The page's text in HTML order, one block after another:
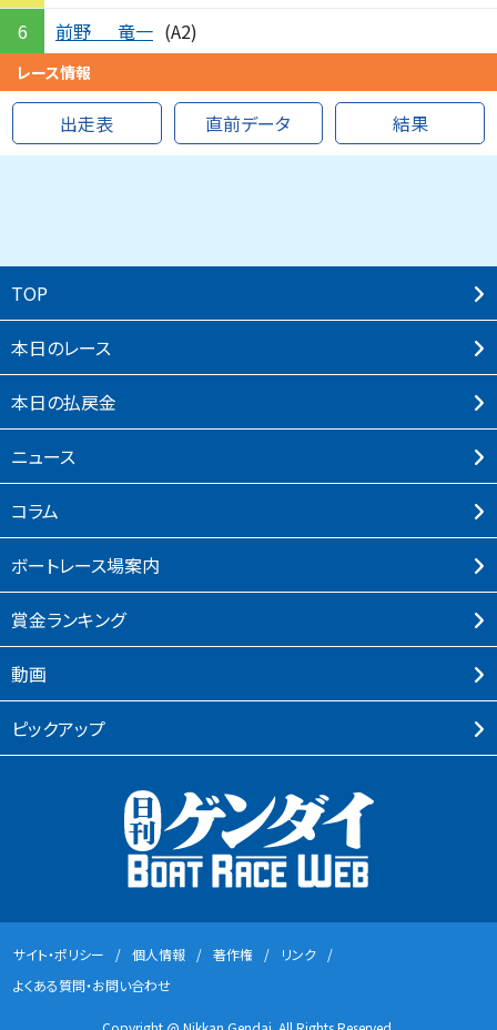
6
前野 竜一 (A2)
レース情報
出走表 直前データ 結果
TOP
本⽇のレース
本⽇の払戻⾦
ニュース
コラム
ボートレース場案内
賞⾦ランキング
動画
ピックアップ
サイト・ポリシー 個⼈情報 著作権
リンク
よくある質問・お問い合わせ